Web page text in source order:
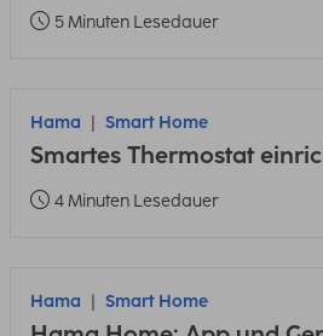
5 Minuten Lesedauer
Hama Smart Home
Smartes Thermostat
4 Minuten Lesedauer
Hama Smart Home